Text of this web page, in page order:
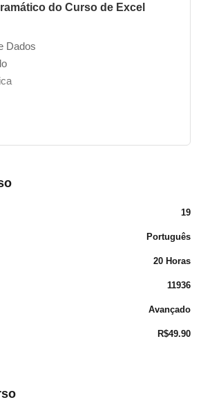
do Curso de Excel
Dados
19
Português
20 Horas
11936
Avançado
R$49.90